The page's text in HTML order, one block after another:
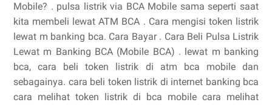
Mobile? . pulsa listrik via BCA Mobile sama seperti saat
kita membeli lewat ATM BCA . Cara mengisi token listrik
lewat m banking bca. Cara Bayar . Cara Beli Pulsa Listrik
Lewat m Banking BCA (Mobile BCA) . lewat m banking
bca, cara beli token listrik di atm bca mobile dan
sebagainya. cara beli token listrik di internet banking bca
cara melihat token listrik di bca mobile cara melihat